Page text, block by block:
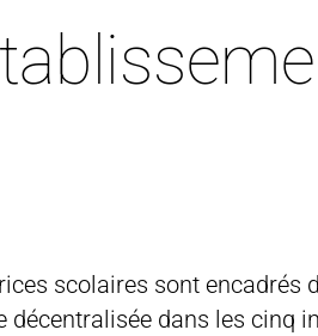
scolaires sont encadrés
décentralisée dans les cinq